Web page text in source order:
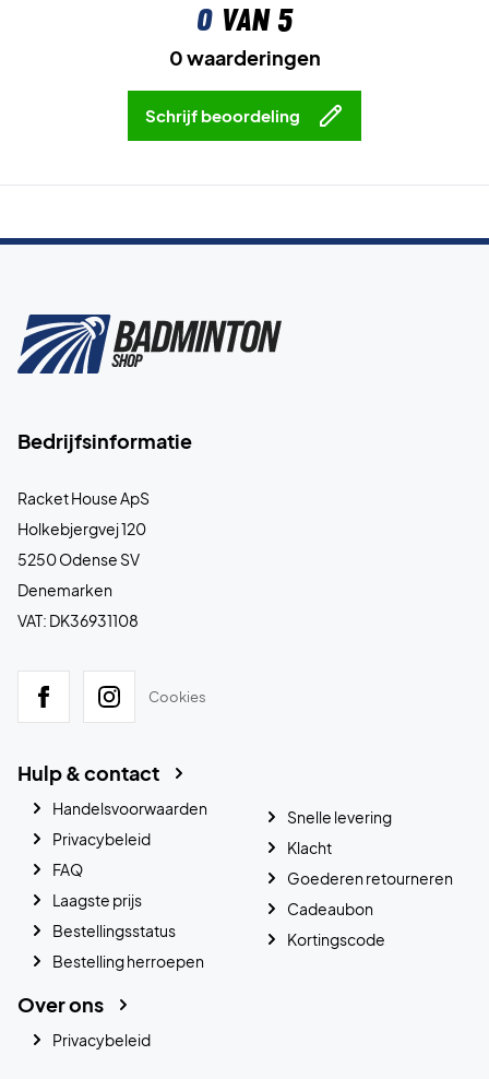
0van 5
0 waarderingen
Schrijf beoordeling
Bedrijfsinformatie
Racket House ApS
Holkebjergvej 120
5250 Odense SV
Denemarken
VAT: DK36931108
Cookies
Hulp & contact
Handelsvoorwaarden
Privacybeleid
FAQ
Laagste prijs
Bestellingsstatus
Bestelling herroepen
Snelle levering
Klacht
Goederen retourneren
Cadeaubon
Kortingscode
Over ons
Privacybeleid